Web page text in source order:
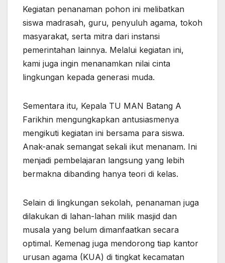
Kegiatan penanaman pohon ini melibatkan
siswa madrasah, guru, penyuluh agama, tokoh
masyarakat, serta mitra dari instansi
pemerintahan lainnya. Melalui kegiatan ini,
kami juga ingin menanamkan nilai cinta
lingkungan kepada generasi muda.
Sementara itu, Kepala TU MAN Batang A
Farikhin mengungkapkan antusiasmenya
mengikuti kegiatan ini bersama para siswa.
Anak-anak semangat sekali ikut menanam. Ini
menjadi pembelajaran langsung yang lebih
bermakna dibanding hanya teori di kelas.
Selain di lingkungan sekolah, penanaman juga
dilakukan di lahan-lahan milik masjid dan
musala yang belum dimanfaatkan secara
optimal. Kemenag juga mendorong tiap kantor
urusan agama (KUA) di tingkat kecamatan